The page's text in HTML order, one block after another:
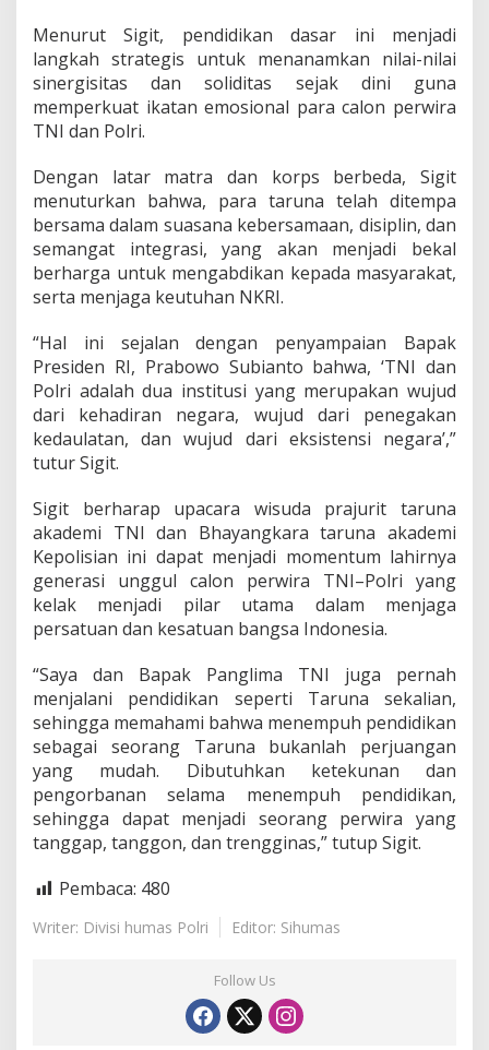
Menurut Sigit, pendidikan dasar ini menjadi
langkah strategis untuk menanamkan nilai-nilai
sinergisitas dan soliditas sejak dini guna
memperkuat ikatan emosional para calon perwira
TNI dan Polri.
Dengan latar matra dan korps berbeda, Sigit
menuturkan bahwa, para taruna telah ditempa
bersama dalam suasana kebersamaan, disiplin, dan
semangat integrasi, yang akan menjadi bekal
berharga untuk mengabdikan kepada masyarakat,
serta menjaga keutuhan NKRI.
“Hal ini sejalan dengan penyampaian Bapak
Presiden RI, Prabowo Subianto bahwa, ‘TNI dan
Polri adalah dua institusi yang merupakan wujud
dari kehadiran negara, wujud dari penegakan
kedaulatan, dan wujud dari eksistensi negara’,”
tutur Sigit.
Sigit berharap upacara wisuda prajurit taruna
akademi TNI dan Bhayangkara taruna akademi
Kepolisian ini dapat menjadi momentum lahirnya
generasi unggul calon perwira TNI–Polri yang
kelak menjadi pilar utama dalam menjaga
persatuan dan kesatuan bangsa Indonesia.
“Saya dan Bapak Panglima TNI juga pernah
menjalani pendidikan seperti Taruna sekalian,
sehingga memahami bahwa menempuh pendidikan
sebagai seorang Taruna bukanlah perjuangan
yang mudah. Dibutuhkan ketekunan dan
pengorbanan selama menempuh pendidikan,
sehingga dapat menjadi seorang perwira yang
tanggap, tanggon, dan trengginas,” tutup Sigit.
Pembaca: 480
Writer: Divisi humas Polri Editor: Sihumas
Follow Us